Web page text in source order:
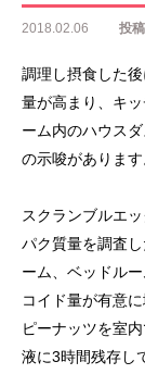
2018.02.06 投
調理し摂食した
量が高まり、キ
ーム内のハウス
の示唆があります
スクランブルエ
パク質量を調査
ーム、ベッドル
コイド量が有意
ピーナッツを室
液に3時間残存し